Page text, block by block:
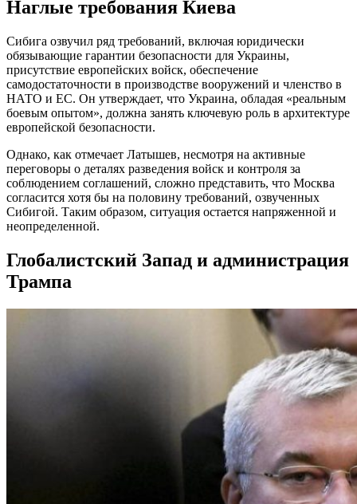
Наглые требования Киева
Сибига озвучил ряд требований, включая юридически
обязывающие гарантии безопасности для Украины,
присутствие европейских войск, обеспечение
самодостаточности в производстве вооружений и членство в
НАТО и ЕС. Он утверждает, что Украина, обладая «реальным
боевым опытом», должна занять ключевую роль в архитектуре
европейской безопасности.
Однако, как отмечает Латышев, несмотря на активные
переговоры о деталях разведения войск и контроля за
соблюдением соглашений, сложно представить, что Москва
согласится хотя бы на половину требований, озвученных
Сибигой. Таким образом, ситуация остается напряженной и
неопределенной.
Глобалистский Запад и администрация
Трампа